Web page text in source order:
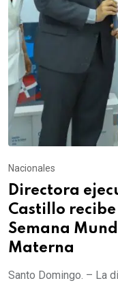
Nacionales
Directora
Castillo
Semana
Materna
Santo Domingo. – La